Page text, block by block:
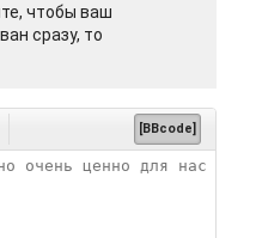
чтобы ваш
сразу, то
[BBcode]